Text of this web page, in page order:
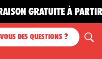
À PARTIR DE
DES QUESTIONS ?